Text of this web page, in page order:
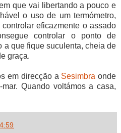
que vai libertando a pouco e
o uso de um termómetro,
eficazmente o assado
controlar o ponto de
a que fique suculenta, cheia de
graça.
em direcção a Sesimbra onde
Quando voltámos a casa,